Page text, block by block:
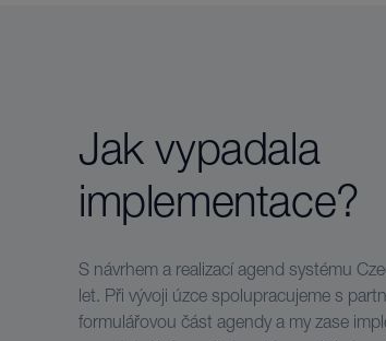
Jak vypadala
implementace?
S návrhem a realizací agend systému
let. Při vývoji úzce spolupracujeme s
formulářovou část agendy a my zase